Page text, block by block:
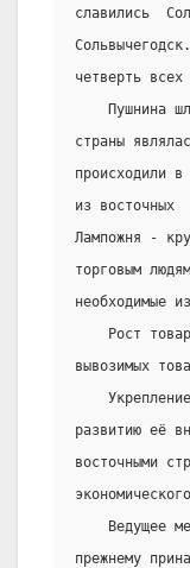
славились
четверть
Пушнина
страны
происходили
из восточных
Лампожня -
торговым
необходимые
Рост
вывозимых
развитию её
восточными
Ведущее
прежнему